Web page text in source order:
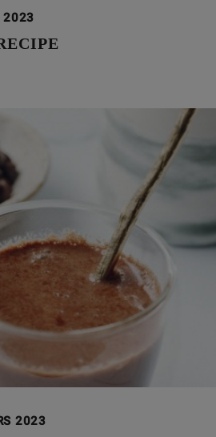
2023
2023